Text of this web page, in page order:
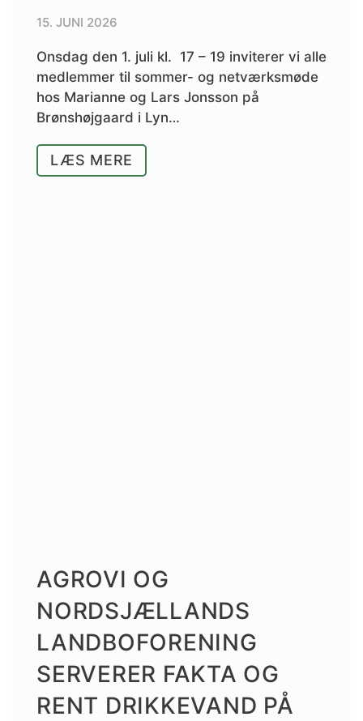
15. JUNI 2026
Onsdag den 1. juli kl. 17 – 19 inviterer vi alle
medlemmer til sommer- og netværksmøde
hos Marianne og Lars Jonsson på
Brønshøjgaard i Lyn…
LÆS MERE
AGROVI OG
NORDSJÆLLANDS
LANDBOFORENING
SERVERER FAKTA OG
RENT DRIKKEVAND PÅ